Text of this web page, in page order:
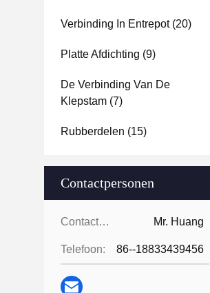
Verbinding In Entrepot(20)
Platte Afdichting (9)
De Verbinding Van De
Klepstam (7)
Rubberdelen (15)
Contactpersonen
Contactpersonen: Mr. Huang
Telefoon: 86--18833439456